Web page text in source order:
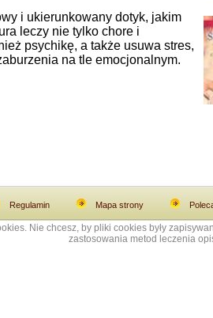
i ukierunkowany dotyk, jakim
leczy nie tylko chore i
psychikę, a także usuwa stres,
na tle emocjonalnym.
Regulamin Mapa strony
Nie chcesz, by pliki cookies były
zastosowania metod leczenia